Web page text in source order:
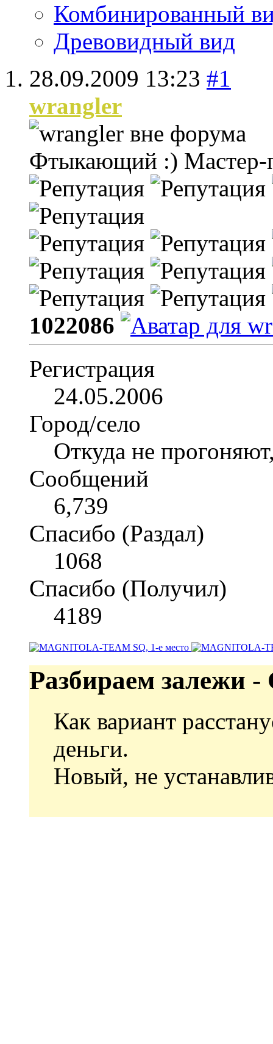
Комбинированный
Древовидный вид
28.09.2009 13:23 #1
wrangler
Фтыкающий :)
1022086
Регистрация
24.05.2006
Город/село
Откуда не
Сообщений
6,739
Спасибо (Раздал)
1068
Спасибо (Получил)
4189
Разбираем залежи -
Как вариант
деньги.
Новый, не